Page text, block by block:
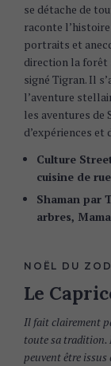
se détache de
raconte
portraits et
direction la forêt
signé Tigran. Il
l’aventure
les aventures de
d’expériences et
Culture
cuisine de
Shaman par
arbres,
NOËL DU
Le
Il fait clairement
toute sa tradition.
peuvent être